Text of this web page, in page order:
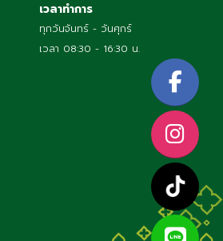
เวลาทำการ
ทุกวันจันทร์ - วันศุกร์
เวลา 08:30 - 16:30 น.